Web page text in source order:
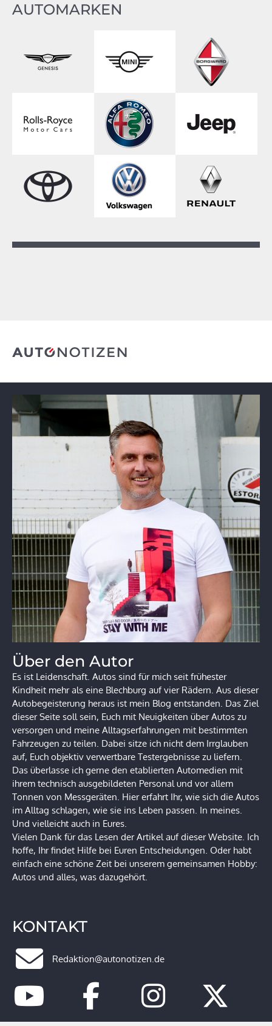
AUTOMARKEN
Über den Autor
Es ist Leidenschaft. Autos sind für mich seit frühester
Kindheit mehr als eine Blechburg auf vier Rädern. Aus dieser
Autobegeisterung heraus ist mein Blog entstanden. Das Ziel
dieser Seite soll sein, Euch mit Neuigkeiten über Autos zu
versorgen und meine Alltagserfahrungen mit bestimmten
Fahrzeugen zu teilen. Dabei sitze ich nicht dem Irrglauben
auf, Euch objektiv verwertbare Testergebnisse zu liefern.
Das überlasse ich gerne den etablierten Automedien mit
ihrem technisch ausgebildeten Personal und vor allem
Tonnen von Messgeräten. Hier erfahrt Ihr, wie sich die Autos
im Alltag schlagen, wie sie ins Leben passen. In meines.
Und vielleicht auch in Eures.
Vielen Dank für das Lesen der Artikel auf dieser Website. Ich
hoffe, Ihr findet Hilfe bei Euren Entscheidungen. Oder habt
einfach eine schöne Zeit bei unserem gemeinsamen Hobby:
Autos und alles, was dazugehört.
KONTAKT
Redaktion@autonotizen.de